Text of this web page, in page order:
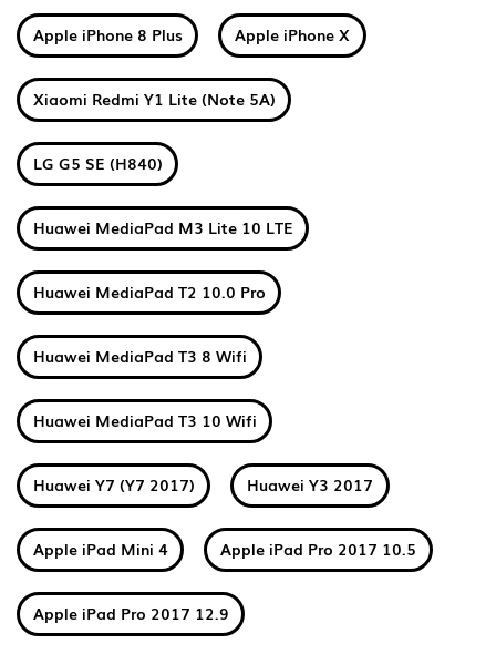
Apple iPhone 8 Plus Apple iPhone X
Xiaomi Redmi Y1 Lite (Note 5A)
LG G5 SE (H840)
Huawei MediaPad M3 Lite 10 LTE
Huawei MediaPad T2 10.0 Pro
Huawei MediaPad T3 8 Wifi
Huawei MediaPad T3 10 Wifi
Huawei Y7 (Y7 2017) Huawei Y3 2017
Apple iPad Mini 4 Apple iPad Pro 2017 10.5
Apple iPad Pro 2017 12.9